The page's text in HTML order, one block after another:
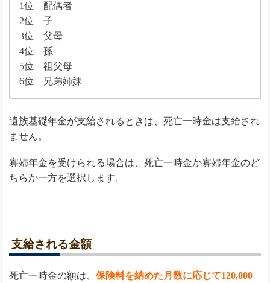
1位 配偶者
2位 子
3位 父母
4位 孫
5位 祖父母
6位 兄弟姉妹
遺族基礎年金が支給されるときは、死亡一時金は支給され
ません。
寡婦年金を受けられる場合は、死亡一時金か寡婦年金のど
ちらか一方を選択します。
支給される金額
死亡一時金の額は、 保険料を納めた月数に応じて120,000